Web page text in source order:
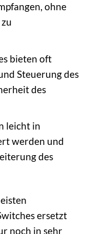
ohne
bieten oft
Steuerung des
des
leicht in
werden und
des
ersetzt
noch in sehr